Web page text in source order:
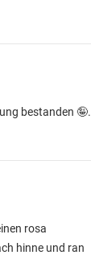
bestanden 🤪.
rosa
hinne und ran